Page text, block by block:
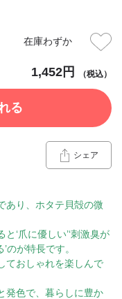
1,452円 （税込）
在庫わずか
シェア
あり、ホタテ貝殻の微
‘爪に優しい’‘刺激臭が
のが特長です。
ておしゃれを楽しんで
発色で、暮らしに豊か